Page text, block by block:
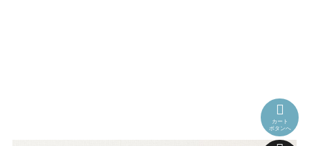
カート
ボタンへ